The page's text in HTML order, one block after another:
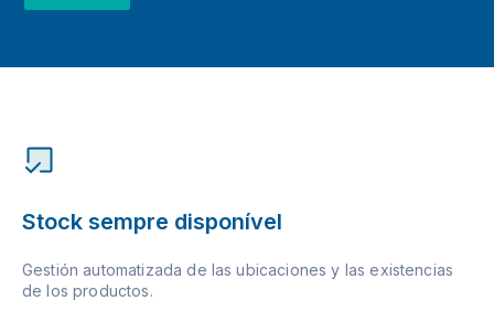
Stock sempre disponível
Gestión automatizada de las ubicaciones y las existencias
de los productos.